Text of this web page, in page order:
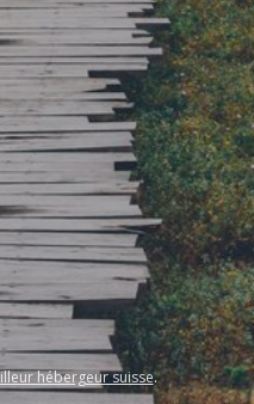
hébergeur suisse.